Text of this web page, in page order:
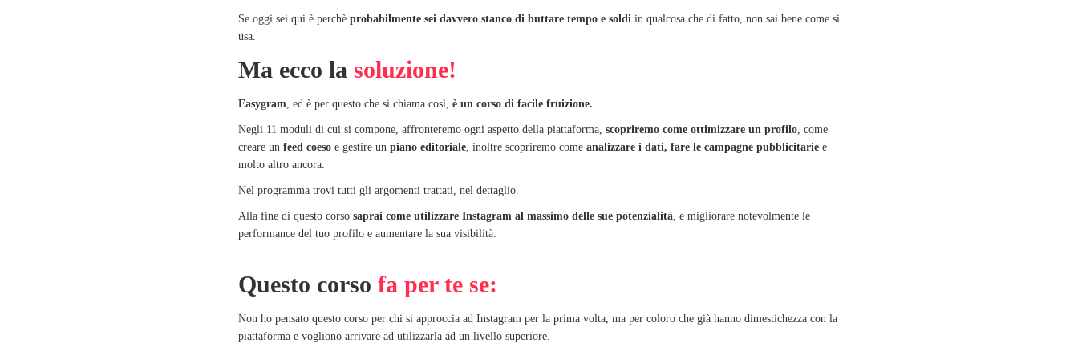
Se oggi sei qui è perchè probabilmente sei davvero stanco di buttare tempo e soldi in qualcosa che di fatto, non sai bene come si
usa.
Ma ecco la soluzione!
Easygram, ed è per questo che si chiama così, è un corso di facile fruizione.
Negli 11 moduli di cui si compone, affronteremo ogni aspetto della piattaforma, scopriremo come ottimizzare un profilo, come
creare un feed coeso e gestire un piano editoriale, inoltre scopriremo come analizzare i dati, fare le campagne pubblicitarie e
molto altro ancora.
Nel programma trovi tutti gli argomenti trattati, nel dettaglio.
Alla fine di questo corso saprai come utilizzare Instagram al massimo delle sue potenzialità, e migliorare notevolmente le
performance del tuo profilo e aumentare la sua visibilità.
Questo corso fa per te se:
Non ho pensato questo corso per chi si approccia ad Instagram per la prima volta, ma per coloro che già hanno dimestichezza con la
piattaforma e vogliono arrivare ad utilizzarla ad un livello superiore.